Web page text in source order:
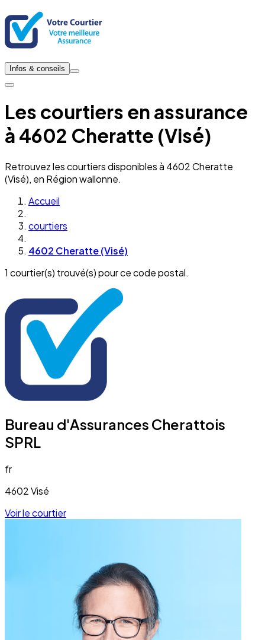
Infos & conseils
Les courtiers en assurance
à 4602 Cheratte (Visé)
Retrouvez les courtiers disponibles à 4602 Cheratte
(Visé), en Région wallonne.
Accueil
courtiers
4602 Cheratte (Visé)
1 courtier(s) trouvé(s) pour ce code postal.
Bureau d'Assurances Cherattois
SPRL
fr
4602 Visé
Voir le courtier